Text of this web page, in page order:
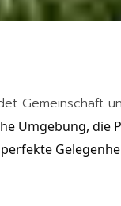
Gemeinschaft
Umgebung,